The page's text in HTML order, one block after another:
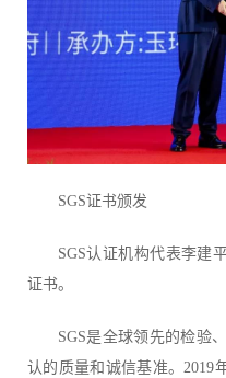
SGS证书颁发
SGS认证机构代表李建
证书。
SGS是全球领先的检验
认的质量和诚信基准。2019